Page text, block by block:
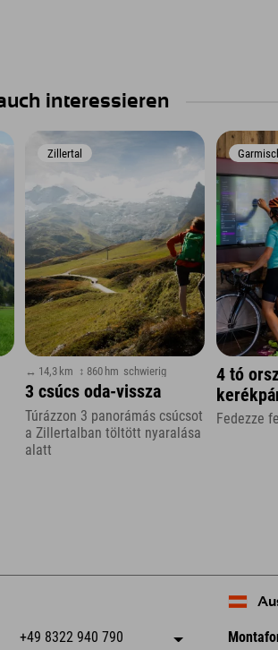
interessieren
Zillertal
↔ 14,3 km ↕ 860 hm schwierig
3 csúcs oda-vissza
Túrázzon 3 panorámás csúcsot
a Zillertalban töltött nyaralása
alatt
4 tó
Fedezze
+49 8322 940 790